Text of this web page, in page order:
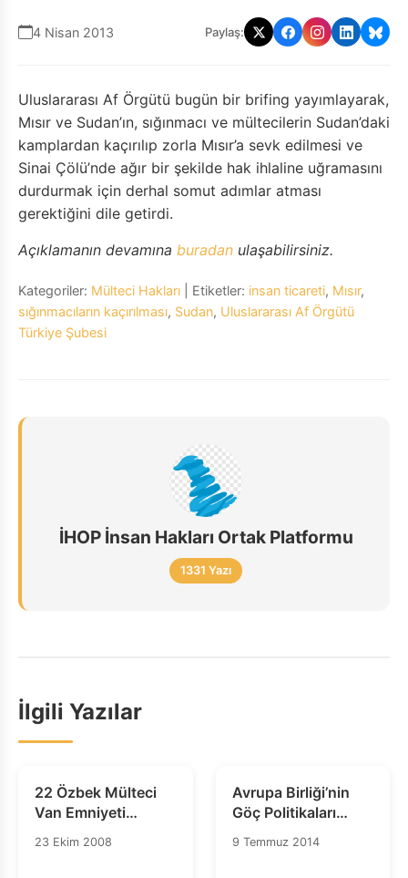
4 Nisan 2013 Paylaş:
Uluslararası Af Örgütü bugün bir brifing yayımlayarak,
Mısır ve Sudan’ın, sığınmacı ve mültecilerin Sudan’daki
kamplardan kaçırılıp zorla Mısır’a sevk edilmesi ve
Sinai Çölü’nde ağır bir şekilde hak ihlaline uğramasını
durdurmak için derhal somut adımlar atması
gerektiğini dile getirdi.
Açıklamanın devamına buradan ulaşabilirsiniz.
Kategoriler: Mülteci Hakları | Etiketler: insan ticareti, Mısır,
sığınmacıların kaçırılması, Sudan, Uluslararası Af Örgütü
Türkiye Şubesi
İHOP İnsan Hakları Ortak Platformu
1331 Yazı
İlgili Yazılar
22 Özbek Mülteci
Van Emniyeti
Tarafından Hukuka
23 Ekim 2008
Avrupa Birliği’nin
Göç Politikaları
İnsanların Haklarını
9 Temmuz 2014